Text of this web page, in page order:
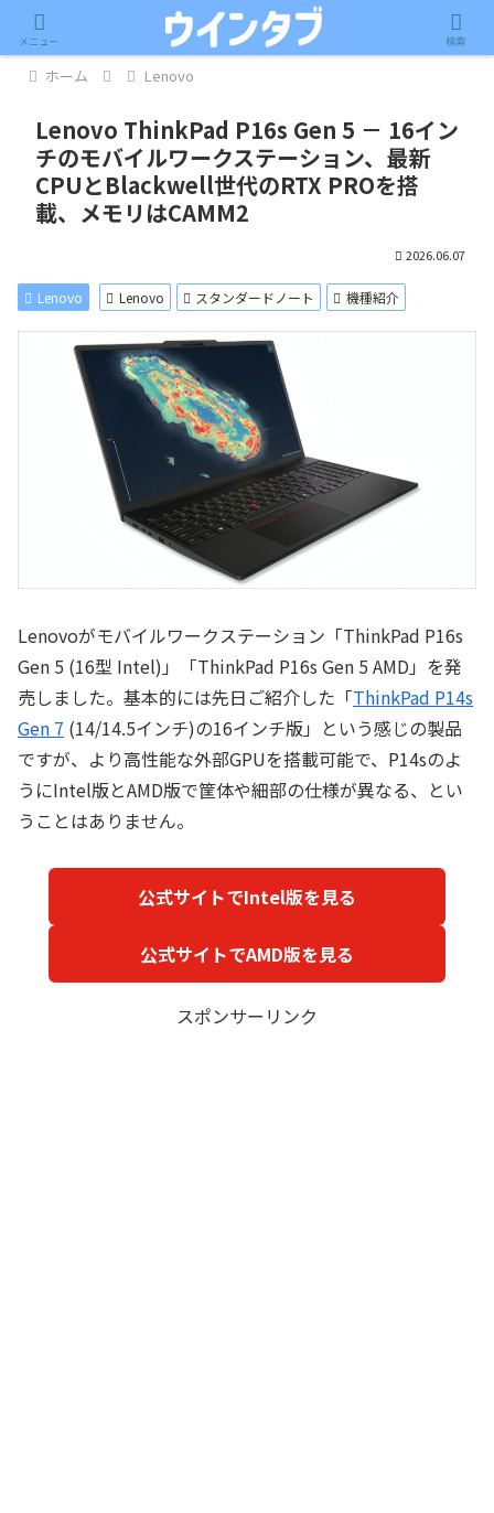
記事内に広告が含まれています。
ホーム Lenovo
Lenovo ThinkPad P16s Gen 5 － 16イン
チのモバイルワークステーション、最新
CPUとBlackwell世代のRTX PROを搭
載、メモリはCAMM2
2026.06.07
Lenovo Lenovo スタンダードノート 機種紹介
Lenovoがモバイルワークステーション「ThinkPad P16s
Gen 5 (16型 Intel)」「ThinkPad P16s Gen 5 AMD」を発
売しました。基本的には先日ご紹介した「ThinkPad P14s
Gen 7 (14/14.5インチ)の16インチ版」という感じの製品
ですが、より高性能な外部GPUを搭載可能で、P14sのよ
うにIntel版とAMD版で筐体や細部の仕様が異なる、とい
うことはありません。
公式サイトでIntel版を見る
公式サイトでAMD版を見る
スポンサーリンク
メニュー 検索